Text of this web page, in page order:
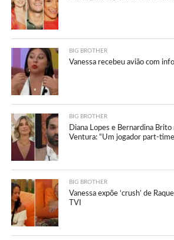
BIG BROTHER
Vanessa recebeu avião com
BIG BROTHER
Diana Lopes e Bernardina
Ventura: “Um jogador part-
BIG BROTHER
Vanessa expõe ‘crush’ de
TVI